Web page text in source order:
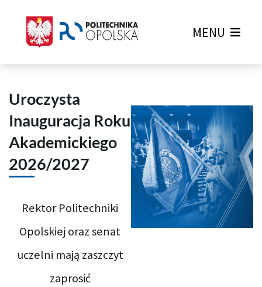
MENU
Uroczysta
Inauguracja Roku
Akademickiego
2026/2027
Rektor Politechniki
Opolskiej oraz senat
uczelni mają zaszczyt
zaprosić